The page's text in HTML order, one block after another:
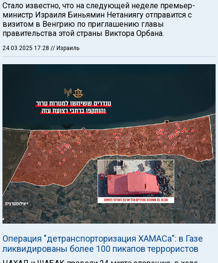
Стало известно, что на следующей неделе премьер-
министр Израиля Биньямин Нетаниягу отправится с
визитом в Венгрию по приглашению главы
правительства этой страны Виктора Орбана.
24.03.2025 17:28 // Израиль
Операция "детранспорторизация ХАМАСа": в Газе
ликвидированы более 100 пикапов террористов